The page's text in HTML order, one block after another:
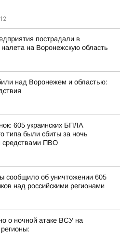
пострадали в
налета на Воронежскую область
над Воронежем и областью:
605 украинских БПЛА
типа были сбиты за ночь
средствами ПВО
сообщило об уничтожении 605
над российскими регионами
о ночной атаке ВСУ на